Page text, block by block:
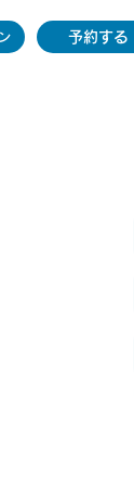
予約する